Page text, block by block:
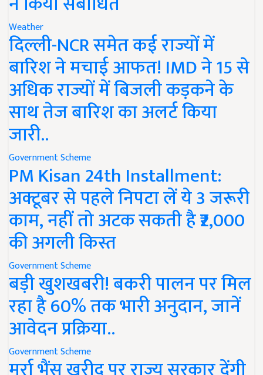
Weather
दिल्ली-NCR समेत कई राज्यों में
बारिश ने मचाई आफत! IMD ने 15 से
अधिक राज्यों में बिजली कड़कने के
साथ तेज बारिश का अलर्ट किया
जारी..
Government Scheme
PM Kisan 24th Installment:
अक्टूबर से पहले निपटा लें ये 3 जरूरी
काम, नहीं तो अटक सकती है ₹2,000
की अगली किस्त
Government Scheme
बड़ी खुशखबरी! बकरी पालन पर मिल
रहा है 60% तक भारी अनुदान, जानें
आवेदन प्रक्रिया..
Government Scheme